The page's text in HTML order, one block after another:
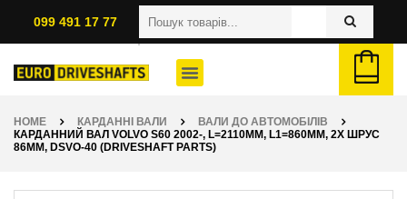
099 491 17 77
HOME КАРДАННІ ВАЛИ
ВАЛИ ДО АВТОМОБІЛІВ
КАРДАННИЙ ВАЛ VOLVO S60 2002-, L=2110ММ, L1=860ММ, 2X ШРУС
86ММ, DSVO-40 (DRIVESHAFT PARTS)